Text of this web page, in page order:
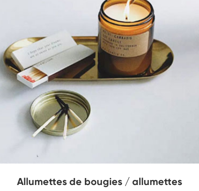
Allumettes de bougies / allumettes